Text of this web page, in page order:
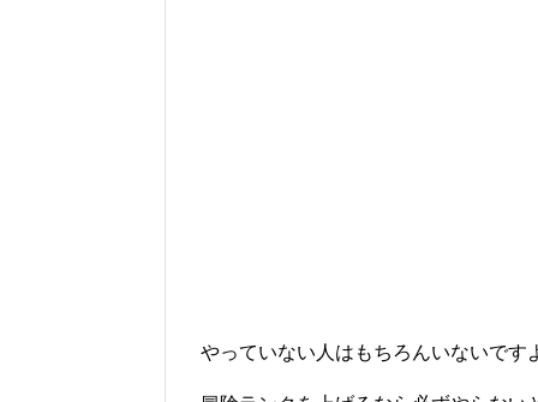
やっていない人はもちろんいないです